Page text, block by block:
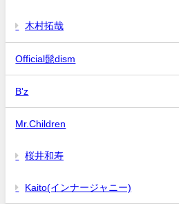
木村拓哉
Official髭dism
B'z
Mr.Children
桜井和寿
Kaito(インナージャニー)